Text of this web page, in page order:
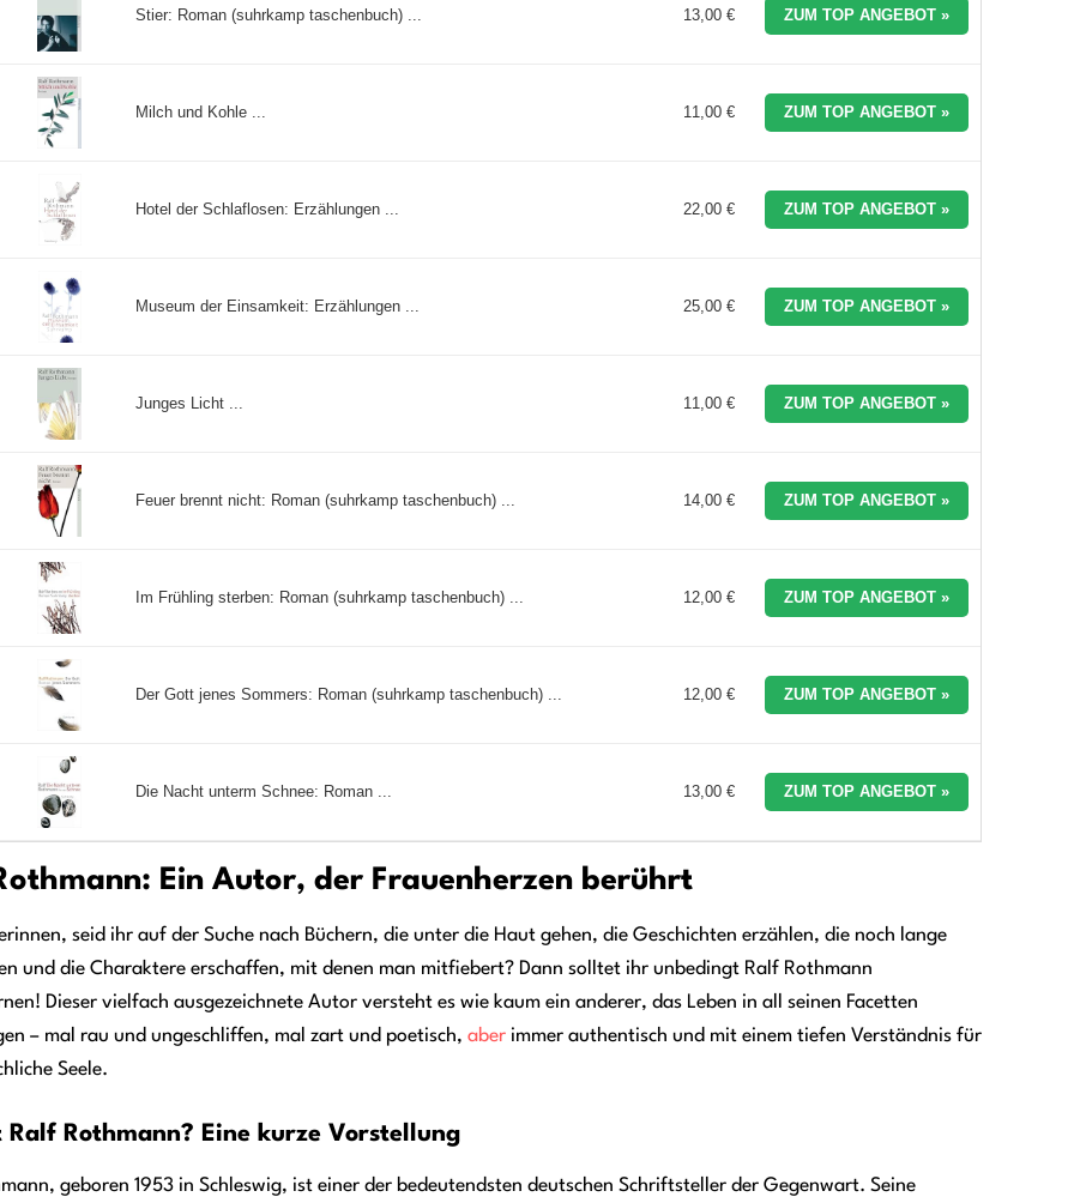
Stier: Roman (suhrkamp taschenbuch) ... 13,00 € ZUM TOP ANGEBOT »
Milch und Kohle ... 11,00 € ZUM TOP ANGEBOT »
Hotel der Schlaflosen: Erzählungen ... 22,00 € ZUM TOP ANGEBOT »
Museum der Einsamkeit: Erzählungen ... 25,00 € ZUM TOP ANGEBOT »
Junges Licht ... 11,00 € ZUM TOP ANGEBOT »
Feuer brennt nicht: Roman (suhrkamp taschenbuch) ... 14,00 € ZUM TOP ANGEBOT »
Im Frühling sterben: Roman (suhrkamp taschenbuch) ... 12,00 € ZUM TOP ANGEBOT »
Der Gott jenes Sommers: Roman (suhrkamp taschenbuch) ... 12,00 € ZUM TOP ANGEBOT »
Die Nacht unterm Schnee: Roman ... 13,00 € ZUM TOP ANGEBOT »
Ein Autor, der Frauenherzen berührt
seid ihr auf der Suche nach Büchern, die unter die Haut gehen, die Geschichten erzählen, die noch lange
und die Charaktere erschaffen, mit denen man mitfiebert? Dann solltet ihr unbedingt Ralf Rothmann
Dieser vielfach ausgezeichnete Autor versteht es wie kaum ein anderer, das Leben in all seinen Facetten
– mal rau und ungeschliffen, mal zart und poetisch, aber immer authentisch und mit einem tiefen Verständnis für
Seele.
Ralf Rothmann? Eine kurze Vorstellung
geboren 1953 in Schleswig, ist einer der bedeutendsten deutschen Schriftsteller der Gegenwart. Seine